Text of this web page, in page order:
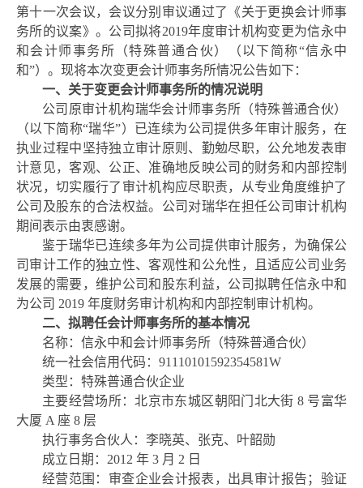
第十一次会议，会议分别审议通过了《关于更换会计师事
务所的议案》。公司拟将2019年度审计机构变更为信永中
和会计师事务所（特殊普通合伙）（以下简称“信永中
和”）。现将本次变更会计师事务所情况公告如下：
一、 关于变更会计师事务所的情况说明
公司原审计机构瑞华会计师事务所（特殊普通合伙）
（以下简称“瑞华”）已连续为公司提供多年审计服务，在
执业过程中坚持独立审计原则、勤勉尽职，公允地发表审
计意见，客观、公正、准确地反映公司的财务和内部控制
状况，切实履行了审计机构应尽职责，从专业角度维护了
公司及股东的合法权益。公司对瑞华在担任公司审计机构
期间表示由衷感谢。
鉴于瑞华已连续多年为公司提供审计服务，为确保公
司审计工作的独立性、客观性和公允性，且适应公司业务
发展的需要，维护公司和股东利益，公司拟聘任信永中和
为公司 2019 年度财务审计机构和内部控制审计机构。
二、拟聘任会计师事务所的基本情况
名称：信永中和会计师事务所（特殊普通合伙）
统一社会信用代码： 91110101592354581W
类型：特殊普通合伙企业
主要经营场所：北京市东城区朝阳门北大街 8 号富华
大厦 A 座 8 层
执行事务合伙人：李晓英、张克、叶韶勋
成立日期： 2012 年 3 月 2 日
经营范围：审查企业会计报表，出具审计报告；验证